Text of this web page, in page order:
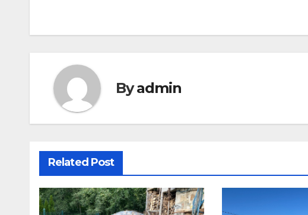
Byadmin
Related Post